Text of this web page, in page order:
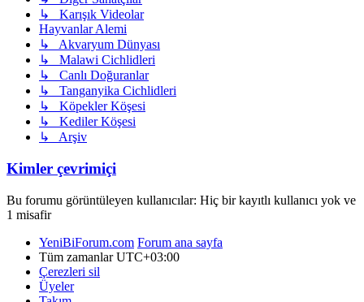
↳ Karışık Videolar
Hayvanlar Alemi
↳ Akvaryum Dünyası
↳ Malawi Cichlidleri
↳ Canlı Doğuranlar
↳ Tanganyika Cichlidleri
↳ Köpekler Köşesi
↳ Kediler Köşesi
↳ Arşiv
Kimler çevrimiçi
Bu forumu görüntüleyen kullanıcılar: Hiç bir kayıtlı kullanıcı yok ve
1 misafir
YeniBiForum.com Forum ana sayfa
Tüm zamanlarUTC+03:00
Çerezleri sil
Üyeler